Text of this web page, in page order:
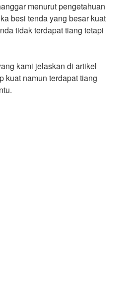
menurut pengetahuan
besi tenda yang besar kuat
tidak terdapat tiang tetapi
kami jelaskan di artikel
kuat namun terdapat tiang